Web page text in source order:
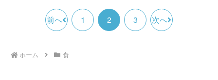
前へ 1 2 3 次へ
ホーム 食